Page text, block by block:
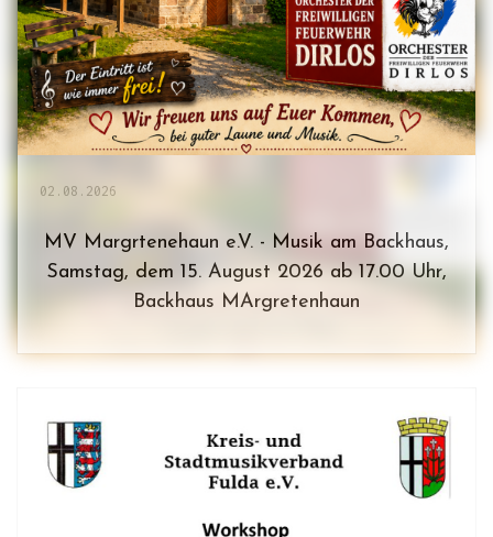
02.08.2026
MV Margrtenehaun e.V. - Musik am Backhaus,
Samstag, dem 15. August 2026 ab 17.00 Uhr,
Backhaus MArgretenhaun